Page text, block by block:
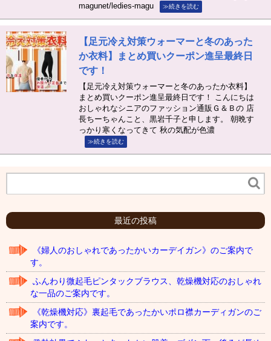
magunet/ledies-magu
≫続きを読む
【足元冷え対策ウォーマーと冬のあった
か衣料】まとめ買いクーポン進呈最終日
です！
【足元冷え対策ウォーマーと冬のあったか衣料】
まとめ買いクーポン進呈最終日です！ こんにちは
おしゃれなシニアのファッション通販Ｇ＆Ｂの 店
長ちーちゃんこと、黒岩千子と申します。 朝晩す
っかり寒くなってきて 秋の気配が色濃
≫続きを読む
最近の投稿
《婦人のおしゃれであったかいカーデイガン》のご案内で
す。
ふんわり微起毛ピンタックブラウス、乾燥機対応のおしゃれ
な一品のご案内です。
《乾燥機対応》裏起毛であったかいポロ襟カーディガンのご
案内です。